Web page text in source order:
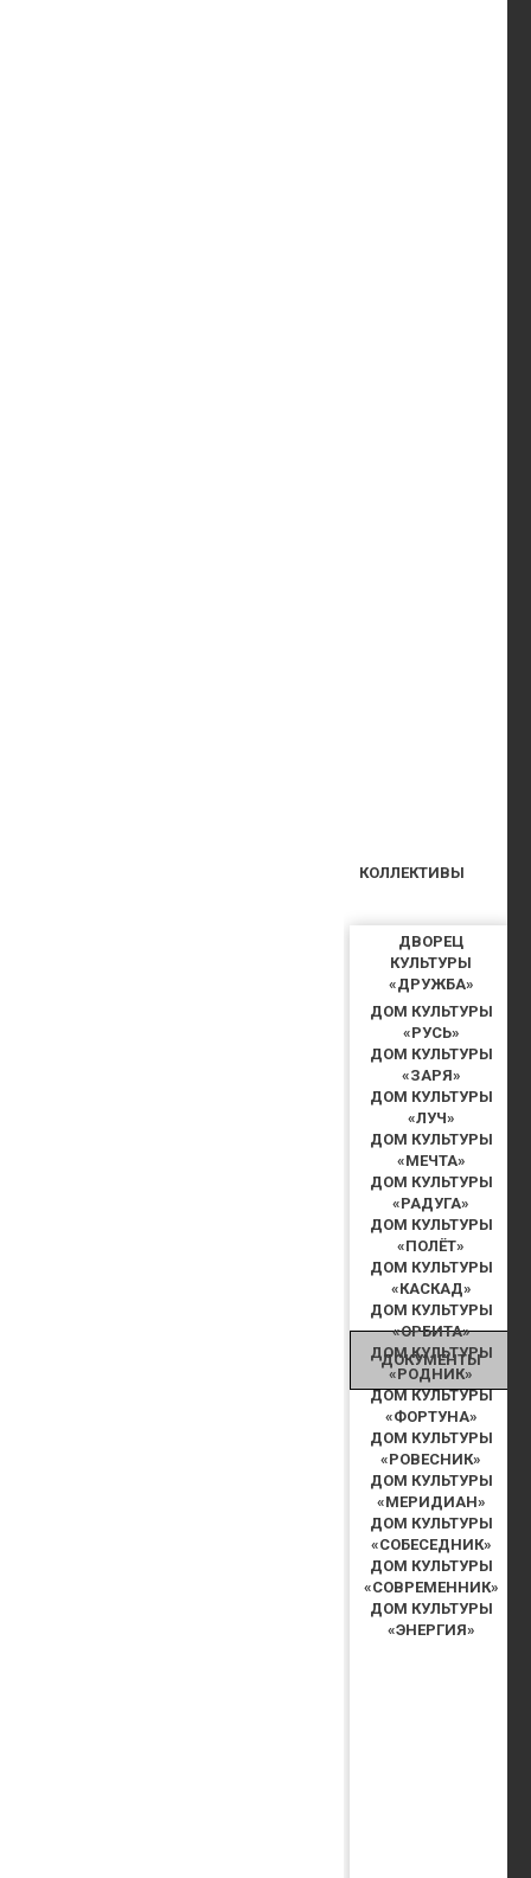
ДВОРЕЦ
КУЛЬТУРЫ
«ДРУЖБА»
ДОМ КУЛЬТУРЫ
«РУСЬ»
ДОМ КУЛЬТУРЫ
«ЗАРЯ»
ДОМ КУЛЬТУРЫ
«ЛУЧ»
ДОМ КУЛЬТУРЫ
«МЕЧТА»
ДОМ КУЛЬТУРЫ
«РАДУГА»
ДОМ КУЛЬТУРЫ
«ПОЛЁТ»
ДОМ КУЛЬТУРЫ
«КАСКАД»
ДОМ КУЛЬТУРЫ
«ОРБИТА»
ДОМ КУЛЬТУРЫ
«РОДНИК»
ДОМ КУЛЬТУРЫ
«ФОРТУНА»
ДОМ КУЛЬТУРЫ
«РОВЕСНИК»
ДОМ КУЛЬТУРЫ
«МЕРИДИАН»
ДОМ КУЛЬТУРЫ
«СОБЕСЕДНИК»
ДОМ КУЛЬТУРЫ
«СОВРЕМЕННИК»
ДОМ КУЛЬТУРЫ
«ЭНЕРГИЯ»
КОЛЛЕКТИВЫ
ДОКУМЕНТЫ